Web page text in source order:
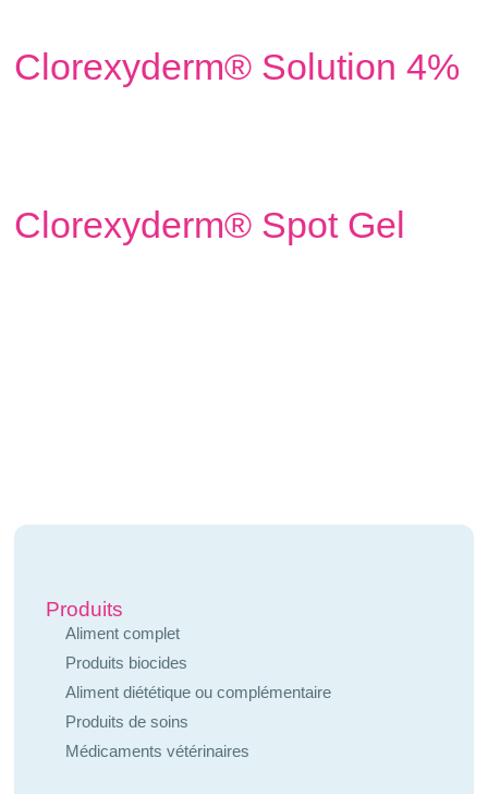
Clorexyderm® Solution 4%
Clorexyderm® Spot Gel
Produits
Aliment complet
Produits biocides
Aliment diététique ou complémentaire
Produits de soins
Médicaments vétérinaires